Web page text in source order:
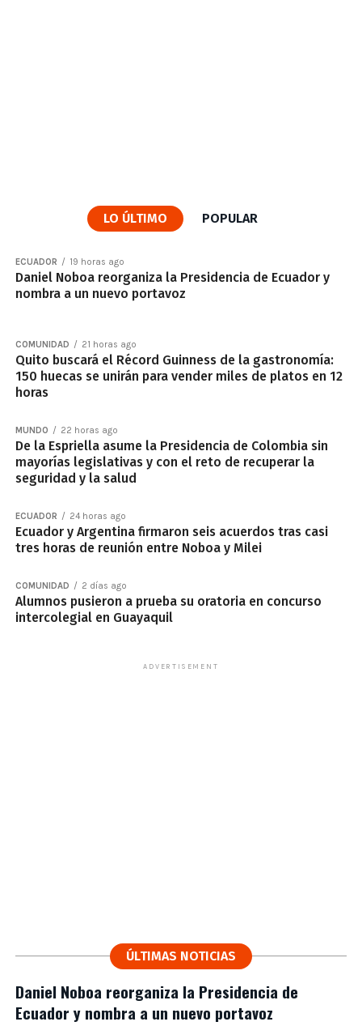
LO ÚLTIMO POPULAR
ECUADOR 19 horas ago
Daniel Noboa reorganiza la Presidencia de Ecuador y
nombra a un nuevo portavoz
COMUNIDAD 21 horas ago
Quito buscará el Récord Guinness de la gastronomía:
150 huecas se unirán para vender miles de platos en 12
horas
MUNDO 22 horas ago
De la Espriella asume la Presidencia de Colombia sin
mayorías legislativas y con el reto de recuperar la
seguridad y la salud
ECUADOR 24 horas ago
Ecuador y Argentina firmaron seis acuerdos tras casi
tres horas de reunión entre Noboa y Milei
COMUNIDAD 2 días ago
Alumnos pusieron a prueba su oratoria en concurso
intercolegial en Guayaquil
ADVERTISEMENT
ÚLTIMAS NOTICIAS
Daniel Noboa reorganiza la Presidencia de
Ecuador y nombra a un nuevo portavoz